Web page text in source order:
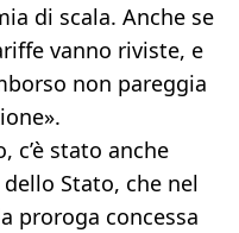
di scala. Anche se
vanno riviste, e
non pareggia
c’è stato anche
Stato, che nel
proroga concessa